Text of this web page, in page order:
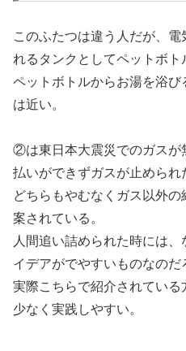
このふたつは違う人だが、
れるタンクとしてペットボト
ペットボトルからお湯を浴
は近い。
②は東日本大震災でのガス
払いができずガスが止めら
どちらもやむなくガス以外
案されている。
人間追い詰められた時には
イデアがでやすいものなのだ
実際こちらで紹介されてい
少なく実践しやすい。